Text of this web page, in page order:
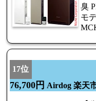
臭
モ
17位
76,700円 Airdog 楽天